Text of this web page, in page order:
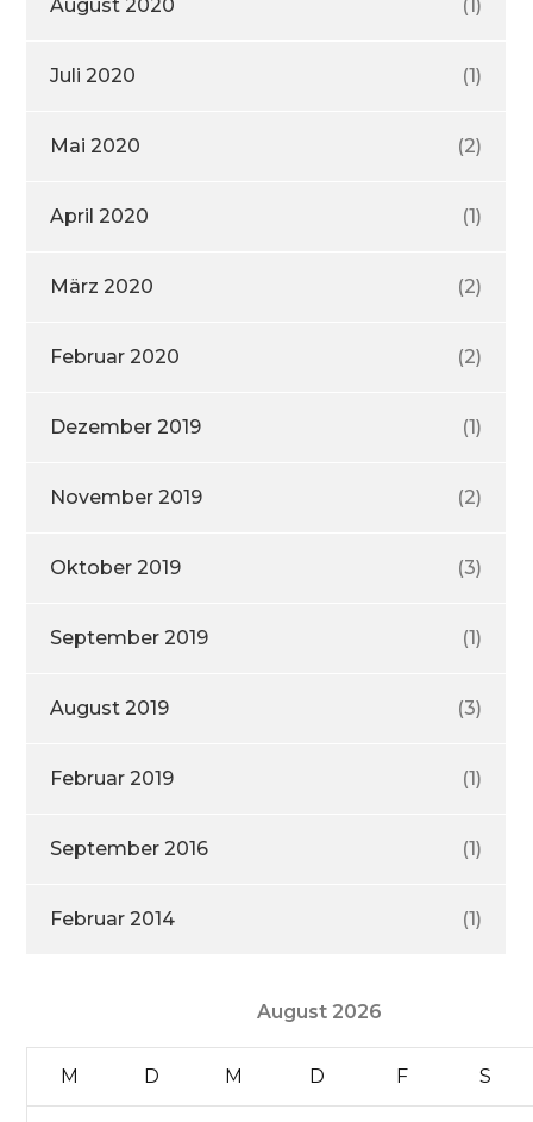
August 2020 (1)
Juli 2020 (1)
Mai 2020 (2)
April 2020 (1)
März 2020 (2)
Februar 2020 (2)
Dezember 2019 (1)
November 2019 (2)
Oktober 2019 (3)
September 2019 (1)
August 2019 (3)
Februar 2019 (1)
September 2016 (1)
Februar 2014 (1)
August 2026
M D M D F S